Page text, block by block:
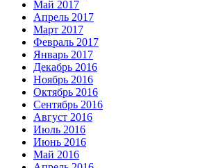
Май 2017
Апрель 2017
Март 2017
Февраль 2017
Январь 2017
Декабрь 2016
Ноябрь 2016
Октябрь 2016
Сентябрь 2016
Август 2016
Июль 2016
Июнь 2016
Май 2016